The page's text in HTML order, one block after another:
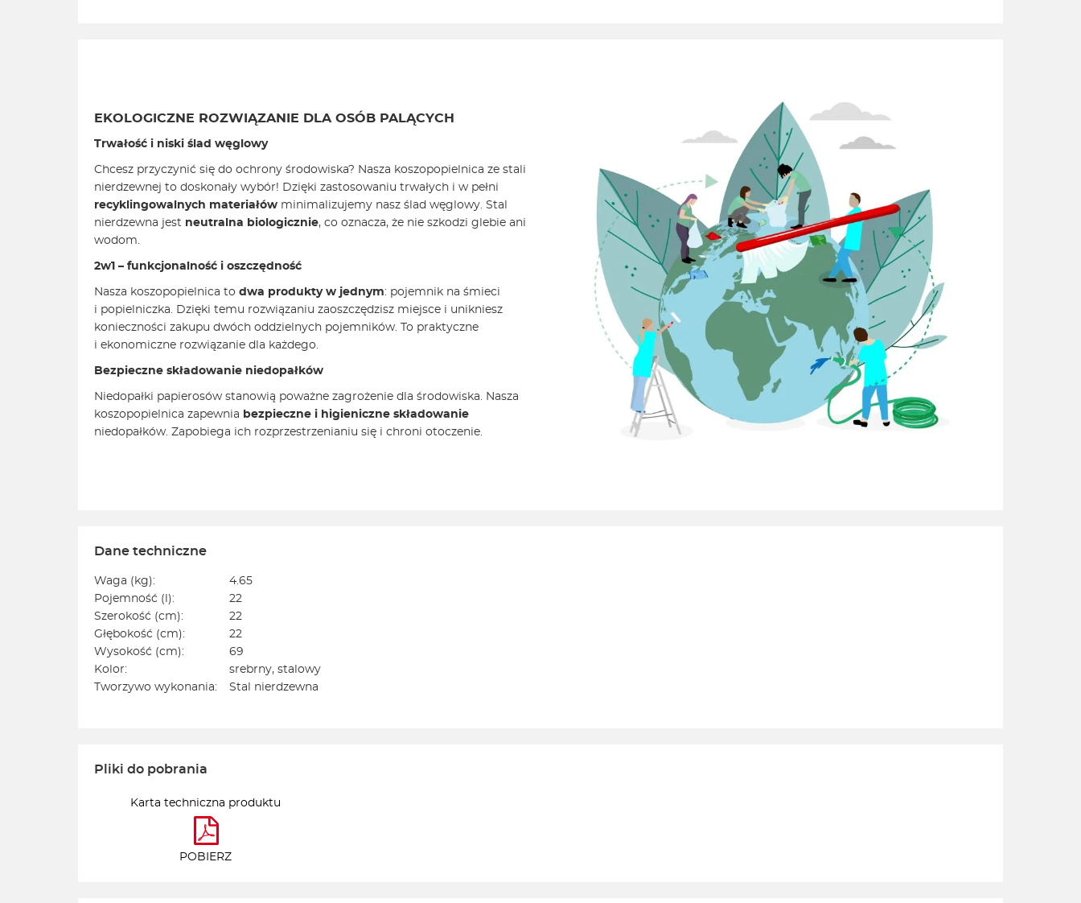
EKOLOGICZNE ROZWIĄZANIE DLA OSÓB PALĄCYCH
Trwałość i niski ślad węglowy
Chcesz przyczynić się do ochrony środowiska? Nasza koszopopielnica ze stali
nierdzewnej to doskonały wybór! Dzięki zastosowaniu trwałych i w pełni
recyklingowalnych materiałów minimalizujemy nasz ślad węglowy. Stal
nierdzewna jest neutralna biologicznie, co oznacza, że nie szkodzi glebie ani
wodom.
2w1 – funkcjonalność i oszczędność
Nasza koszopopielnica to dwa produkty w jednym: pojemnik na śmieci
i popielniczka. Dzięki temu rozwiązaniu zaoszczędzisz miejsce i unikniesz
konieczności zakupu dwóch oddzielnych pojemników. To praktyczne
i ekonomiczne rozwiązanie dla każdego.
Bezpieczne składowanie niedopałków
Niedopałki papierosów stanowią poważne zagrożenie dla środowiska. Nasza
koszopopielnica zapewnia bezpieczne i higieniczne składowanie
niedopałków. Zapobiega ich rozprzestrzenianiu się i chroni otoczenie.
Dane techniczne
Waga (kg):
4.65
Pojemność (l):
22
Szerokość (cm):
22
Głębokość (cm):
22
Wysokość (cm):
69
Kolor:
srebrny, stalowy
Tworzywo wykonania:
Stal nierdzewna
Pliki do pobrania
Karta techniczna produktu
POBIERZ